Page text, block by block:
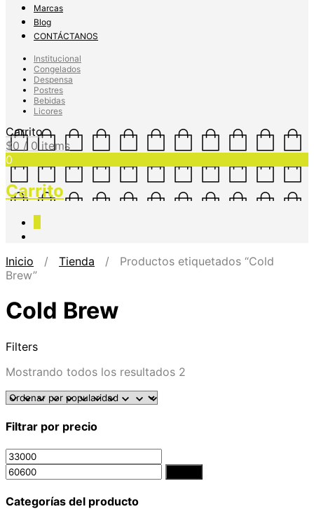
Marcas
Blog
CONTÁCTANOS
Institucional
Congelados
Despensa
Postres
Bebidas
Licores
Carrito
$0 / 0 items
0
Carrito
Inicio / Tienda / Productos etiquetados “Cold
Brew”
Cold Brew
Filters
Mostrando todos los resultados 2
Filtrar por precio
Categorías del producto